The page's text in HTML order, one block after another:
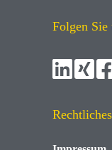
Folgen Sie